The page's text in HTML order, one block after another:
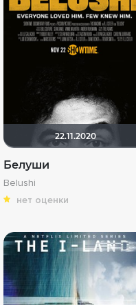
22.11.2020
Белуши
Belushi
нет оценки